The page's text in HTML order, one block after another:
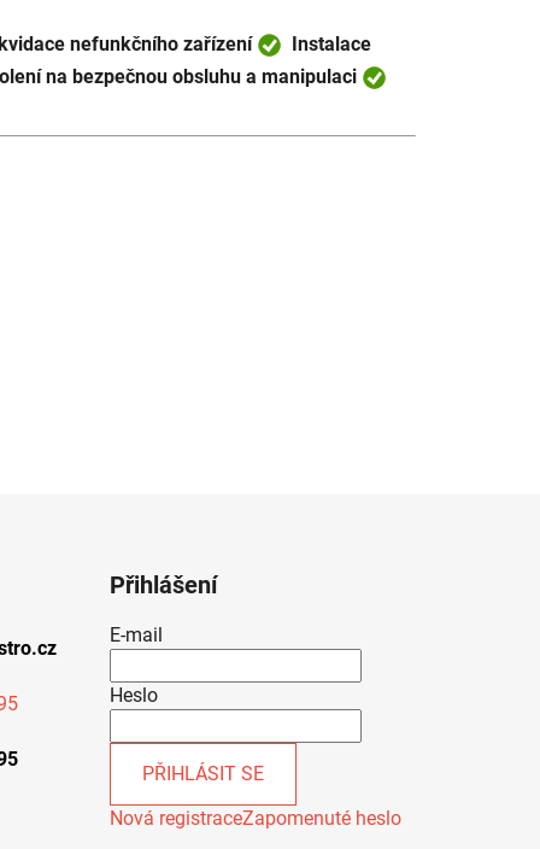
nefunkčního zařízení
Instalace
na bezpečnou obsluhu a manipulaci
Přihlášení
E-mail
Heslo
PŘIHLÁSIT SE
Nová registraceZapomenuté heslo